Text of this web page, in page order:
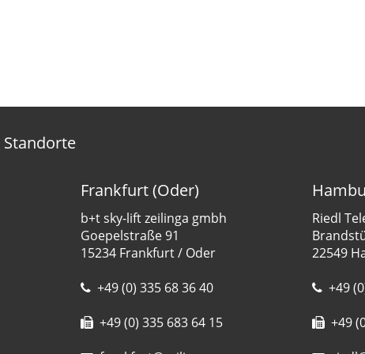
Standorte
Frankfurt (Oder)
b+t sky-lift zeilinga gmbh
Goepelstraße 91
15234 Frankfurt / Oder
+49 (0) 335 68 36 40
+49 (0) 335 683 64 15
Riedl
22549
+49
+49